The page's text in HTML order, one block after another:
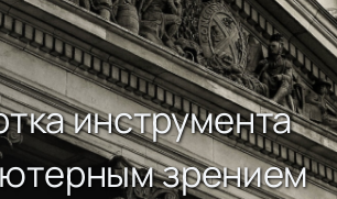
инструмента
зрением